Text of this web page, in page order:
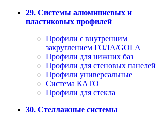
29. Системы алюминиевых и
пластиковых профилей
Профили с внутренним
закруглением ГОЛА/GOLA
Профили для нижних баз
Профили для стеновых панелей
Профили универсальные
Система КАТО
Профили для стекла
30. Стеллажные системы